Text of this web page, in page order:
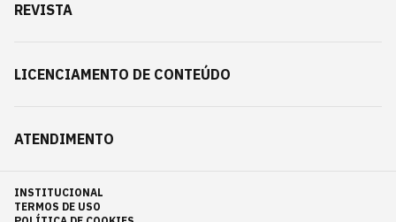
REVISTA
LICENCIAMENTO DE CONTEÚDO
ATENDIMENTO
INSTITUCIONAL
TERMOS DE USO